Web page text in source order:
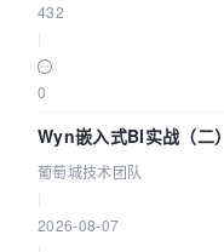
432
0
Wyn嵌入式BI实战（二
么不生效？| 葡萄城技术
葡萄城技术团队
2026-08-07